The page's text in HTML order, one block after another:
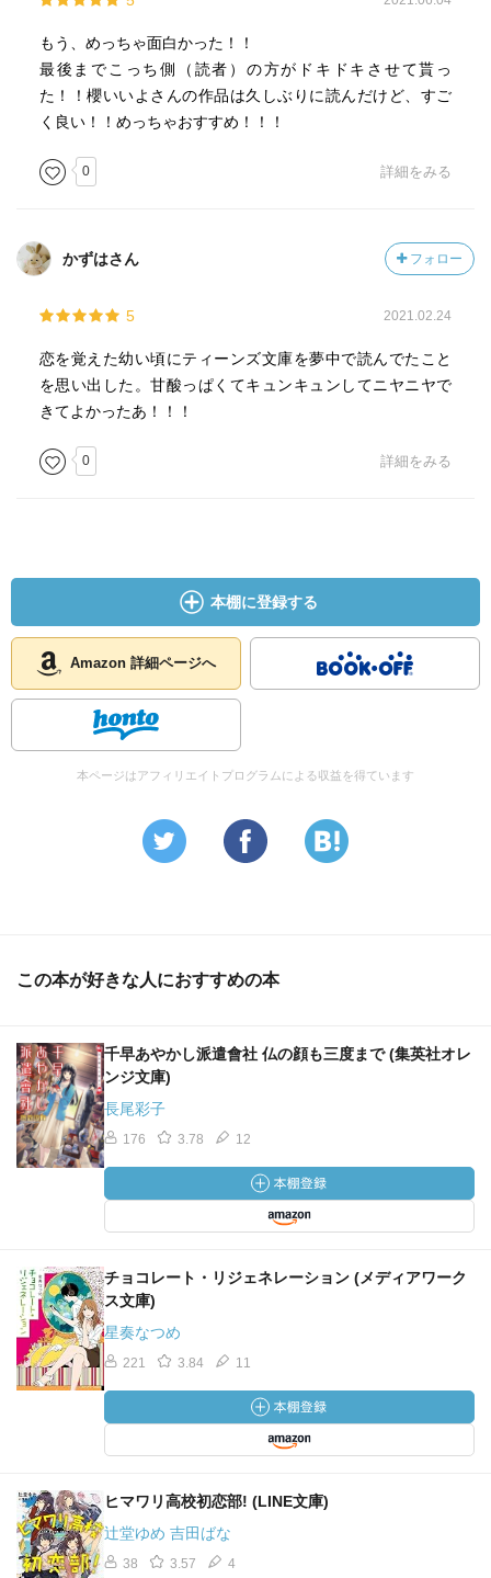
もう、めっちゃ面白かった！！
最後までこっち側（読者）の方がドキドキさせて貰っ
た！！櫻いいよさんの作品は久しぶりに読んだけど、すご
く良い！！めっちゃおすすめ！！！
0 詳細をみる
かずはさん フォロー
5 2021.02.24
恋を覚えた幼い頃にティーンズ文庫を夢中で読んでたこと
を思い出した。甘酸っぱくてキュンキュンしてニヤニヤで
きてよかったあ！！！
0 詳細をみる
本棚に登録する
Amazon 詳細ページへ
本ページはアフィリエイトプログラムによる収益を得ています
この本が好きな人におすすめの本
千早あやかし派遣會社 仏の顔も三度まで (集英社オレ
ンジ文庫)
長尾彩子
176 3.78 12
チョコレート・リジェネレーション (メディアワーク
ス文庫)
星奏なつめ
221 3.84 11
ヒマワリ高校初恋部! (LINE文庫)
辻堂ゆめ 吉田ばな
38 3.57 4